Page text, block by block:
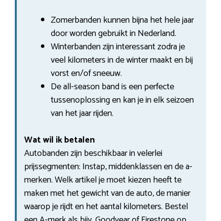
Zomerbanden kunnen bijna het hele jaar
door worden gebruikt in Nederland.
Winterbanden zijn interessant zodra je
veel kilometers in de winter maakt en bij
vorst en/of sneeuw.
De all-season band is een perfecte
tussenoplossing en kan je in elk seizoen
van het jaar rijden.
Wat wil ik betalen
Autobanden zijn beschikbaar in velerlei
prijssegmenten: Instap, middenklassen en de a-
merken. Welk artikel je moet kiezen heeft te
maken met het gewicht van de auto, de manier
waarop je rijdt en het aantal kilometers. Bestel